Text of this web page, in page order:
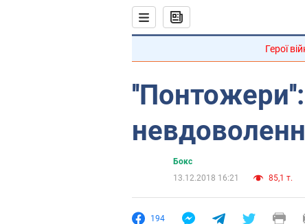
Герої
Бокс
13.12.2018 16:21
85,1 т.
194